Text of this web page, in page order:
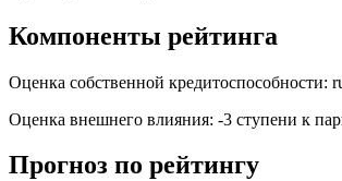
Компоненты рейтинга
Оценка собственной кредитоспособности:
Оценка внешнего влияния: -3 ступени к
Прогноз по рейтингу